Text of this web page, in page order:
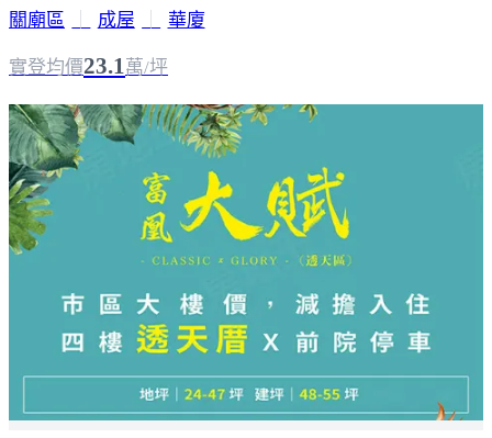
關廟區 成屋 華廈
實登均價23.1萬/坪